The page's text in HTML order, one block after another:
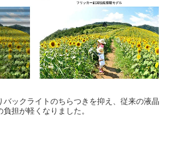
バックライトのちらつきを抑え、従来の液晶
担が軽くなりました。